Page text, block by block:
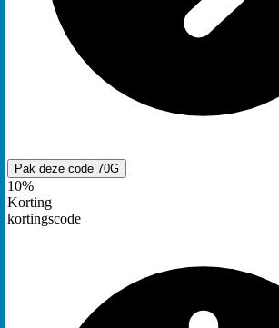
Pak deze code 70G
10%
Korting
kortingscode